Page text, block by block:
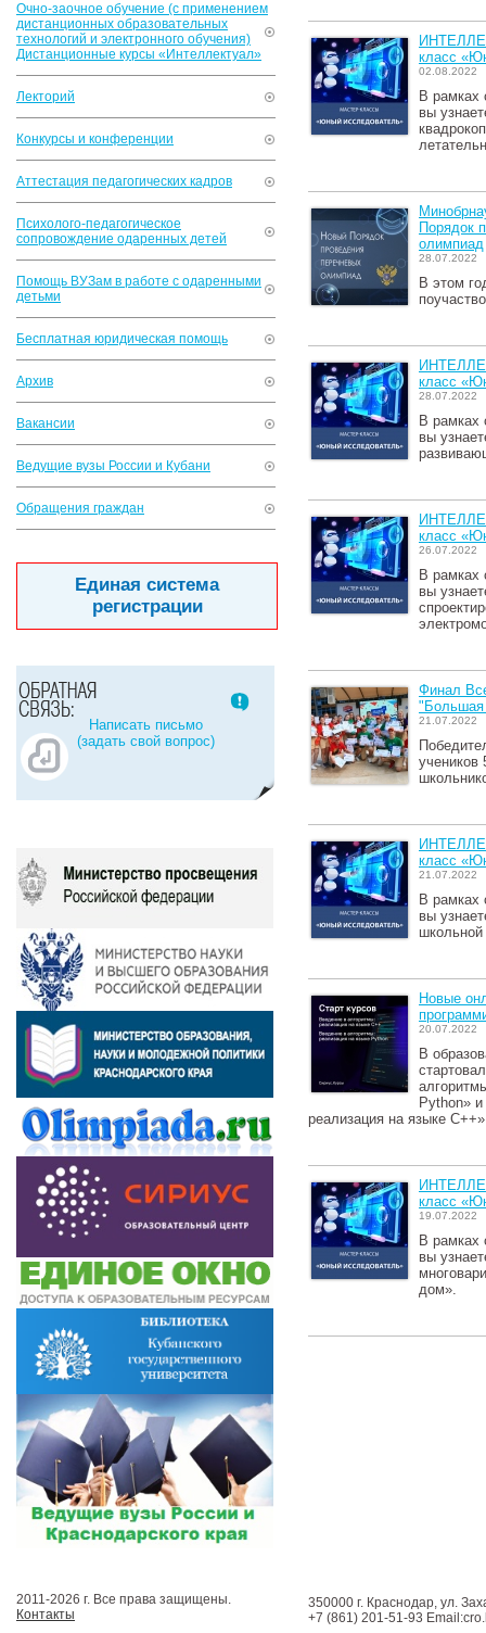
Очно-заочное обучение (с применением
дистанционных образовательных
технологий и электронного обучения)
Дистанционные курсы «Интеллектуал»
Лекторий
Конкурсы и конференции
Аттестация педагогических кадров
Психолого-педагогическое
сопровождение одаренных детей
Помощь ВУЗам в работе с одаренными
детьми
Бесплатная юридическая помощь
Архив
Вакансии
Ведущие вузы России и Кубани
Обращения граждан
Единая система
регистрации
Написать письмо
(задать свой вопрос)
класс
02.08.2022
В рамках
вы
Порядок
олимпиад
28.07.2022
В этом
класс
28.07.2022
В рамках
вы
класс
26.07.2022
В рамках
вы
Финал
"Большая
21.07.2022
учеников
класс
21.07.2022
В рамках
вы
Новые
20.07.2022
В
Python»
реализация на языке
класс
19.07.2022
В рамках
вы
дом».
2011-2026 г. Все права защищены.
Контакты
350000 г. Краснодар, ул.
+7 (861) 201-51-93